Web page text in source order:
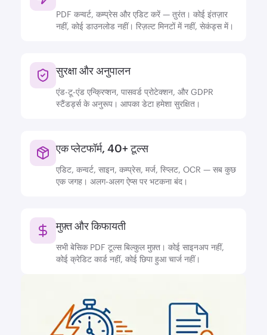
PDF कन्वर्ट, कम्प्रेस और एडिट करें — तुरंत। कोई इंतज़ार
नहीं, कोई डाउनलोड नहीं। रिज़ल्ट मिनटों में नहीं, सेकंड्स में।
सुरक्षा और अनुपालन
एंड-टू-एंड एन्क्रिप्शन, पासवर्ड प्रोटेक्शन, और GDPR
स्टैंडर्ड्स के अनुरूप। आपका डेटा हमेशा सुरक्षित।
एक प्लेटफॉर्म, 40+ टूल्स
एडिट, कन्वर्ट, साइन, कम्प्रेस, मर्ज, स्प्लिट, OCR — सब कुछ
एक जगह। अलग-अलग ऐप्स पर भटकना बंद।
मुफ़्त और किफायती
सभी बेसिक PDF टूल्स बिल्कुल मुफ़्त। कोई साइनअप नहीं,
कोई क्रेडिट कार्ड नहीं, कोई छिपा हुआ चार्ज नहीं।